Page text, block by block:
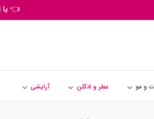
👈 با
و مو عطر و ادکلن آرایشی